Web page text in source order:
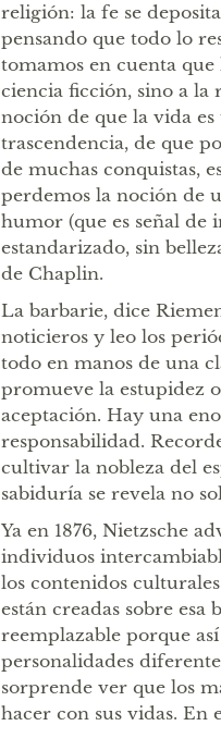
religión: la fe se
pensando que todo lo
tomamos en cuenta
ciencia ficción, sino a la
noción de que la vida
trascendencia, de que
de muchas conquistas,
perdemos la noción de
humor (que es señal de
estandarizado, sin
de Chaplin.
La barbarie, dice
noticieros y leo los
todo en manos de una
promueve la estupidez
aceptación. Hay una
responsabilidad.
cultivar la nobleza del
sabiduría se revela no
Ya en 1876, Nietzsche
individuos
los contenidos
están creadas sobre esa
reemplazable porque
personalidades
sorprende ver que los
hacer con sus vidas. En